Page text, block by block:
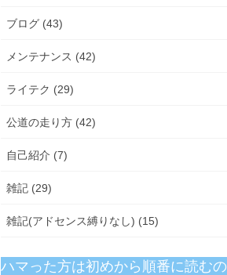
ブログ (43)
メンテナンス (42)
ライテク (29)
公道の走り方 (42)
自己紹介 (7)
雑記 (29)
雑記(アドセンス縛りなし) (15)
ハマった方は初めから順番に読むの